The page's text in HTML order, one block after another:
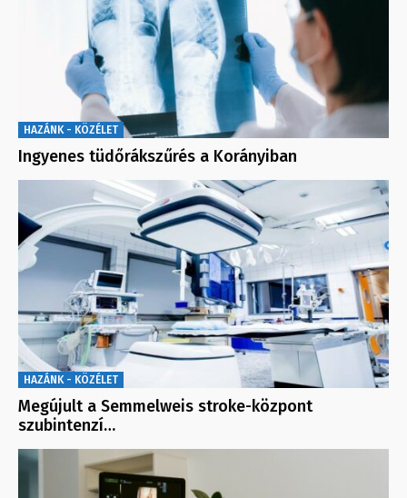
HAZÁNK - KÖZÉLET
Ingyenes tüdőrákszűrés a Korányiban
HAZÁNK - KÖZÉLET
Megújult a Semmelweis stroke-központ
szubintenzí…